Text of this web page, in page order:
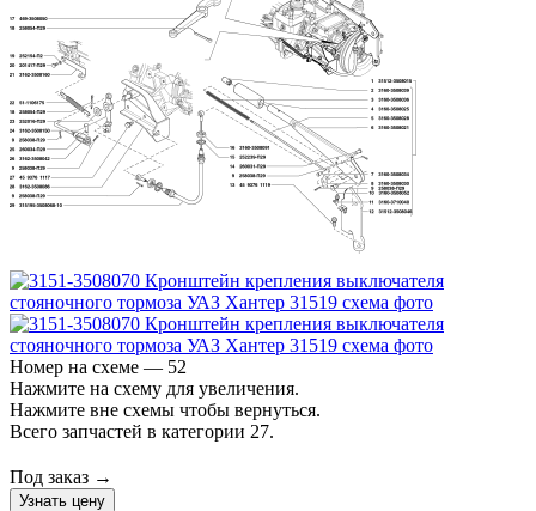
Номер на схеме — 52
Нажмите на схему для увеличения.
Нажмите вне схемы чтобы вернуться.
Всего запчастей в категории 27.
Под заказ →
Узнать цену